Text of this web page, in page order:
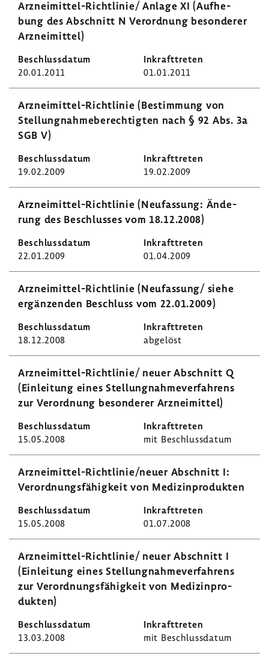
Arzneimittel-​Richtlinie/ Anlage XI (Aufhe­
bung des Abschnitt N Verord­nung beson­derer
Arznei­mittel)
20.01.2011 01.01.2011
Arzneimittel-​Richtlinie (Bestim­mung von
Stel­lung­nah­me­be­rech­tigten nach § 92 Abs. 3a
SGB V)
19.02.2009 19.02.2009
Arzneimittel-​Richtlinie (Neufas­sung: Ände­
rung des Beschlusses vom 18.12.2008)
22.01.2009 01.04.2009
Arzneimittel-​Richtlinie (Neufas­sung/ siehe
ergän­zenden Beschluss vom 22.01.2009)
18.12.2008 abge­löst
Arzneimittel-​Richtlinie/ neuer Abschnitt Q
(Einlei­tung eines Stel­lung­nah­me­ver­fah­rens
zur Verord­nung beson­derer Arznei­mittel)
15.05.2008 mit Beschluss­datum
Arzneimittel-​Richtlinie/neuer Abschnitt I:
Verord­nungs­fä­hig­keit von Medi­zin­pro­dukten
15.05.2008 01.07.2008
Arzneimittel-​Richtlinie/ neuer Abschnitt I
(Einlei­tung eines Stel­lung­nah­me­ver­fah­rens
zur Verord­nungs­fä­hig­keit von Medi­zin­pro­
dukten)
13.03.2008 mit Beschluss­datum